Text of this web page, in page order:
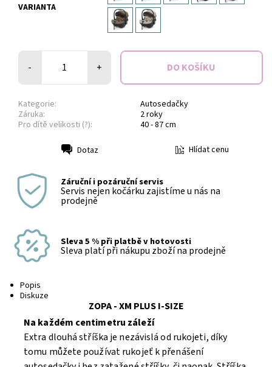
VARIANTA
- +
Kategorie:
Autosedačky
Záruka:
2 roky
Pro dítě velikosti (?):
40 - 87 cm
Dotaz Hlídat cenu
Záruční i pozáruční servis
Servis nejen kočárku zajistíme u nás na
prodejně
Sleva 5 % při platbě v hotovosti
Sleva platí při nákupu zboží na prodejně
Popis
Diskuze
ZOPA - XM PLUS I-SIZE
Na každém centimetru záleží
Extra dlouhá stříška je nezávislá od rukojeti, díky
tomu můžete používat rukojeť k přenášení